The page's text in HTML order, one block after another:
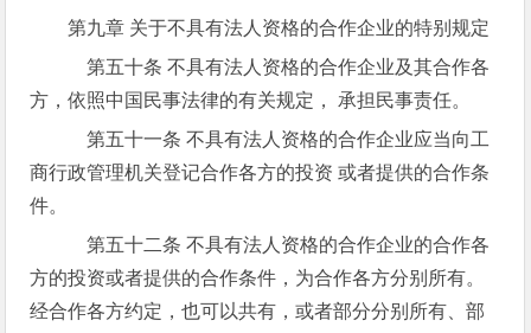
第九章 关于不具有法人资格的合作企业的特别规定
第五十条 不具有法人资格的合作企业及其合作各
方，依照中国民事法律的有关规定， 承担民事责任。
第五十一条 不具有法人资格的合作企业应当向工
商行政管理机关登记合作各方的投资 或者提供的合作条
件。
第五十二条 不具有法人资格的合作企业的合作各
方的投资或者提供的合作条件，为合作各方分别所有。
经合作各方约定，也可以共有，或者部分分别所有、部